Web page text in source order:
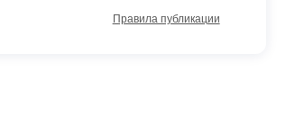
Правила публикации